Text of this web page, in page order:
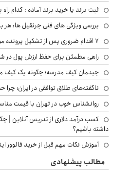
ثبت برند یا خرید برند آماده : کدام
بررسی ویژگی های فنی جرثقیل ها: هر
۷ اقدام ضروری پس از تشکیل پرونده مواد مخدر؛ راهنمای خانواده‌ها
راهی مطمئن برای حفظ ارزش پول در
چیدمان کیف مدرسه؛ چگونه یک کیف
ناگفته‌های طلاق توافقی در ایران؛
روانشناس خوب در تهران با قیمت
کسب درآمد دلاری از تدریس آنلاین |
داشته باشیم؟
آموزش نکات مهم قبل از خرید فالوور
مطالب پیشنهادی